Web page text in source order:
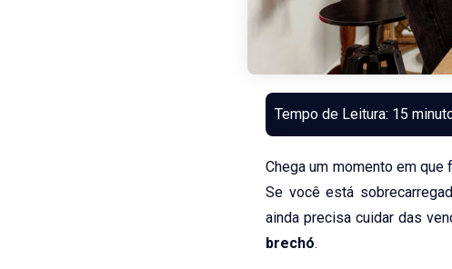
Chega um momento em
Se você está
ainda precisa cuidar das
brechó.